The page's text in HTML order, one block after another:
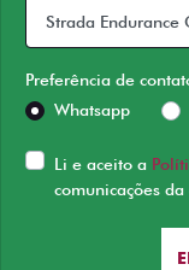
Preferência de
Whatsapp
Li e aceito a
comunicações da